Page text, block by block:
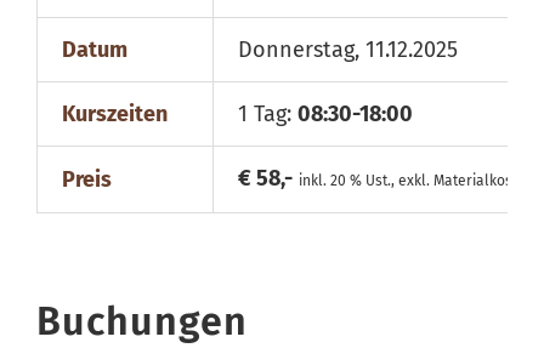
Datum Donnerstag, 11.12.2025
Kurszeiten 1 Tag: 08:30-18:00
Preis € 58,- inkl. 20 % Ust., exkl. Materialkosten
Buchungen